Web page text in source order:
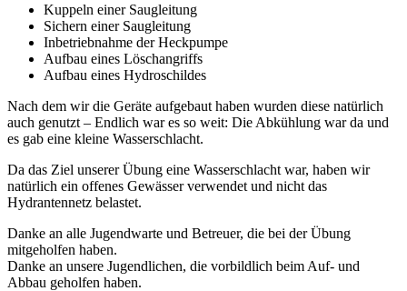
Kuppeln einer Saugleitung
Sichern einer Saugleitung
Inbetriebnahme der Heckpumpe
Aufbau eines Löschangriffs
Aufbau eines Hydroschildes
Nach dem wir die Geräte aufgebaut haben wurden diese natürlich
auch genutzt – Endlich war es so weit: Die Abkühlung war da und
es gab eine kleine Wasserschlacht.
Da das Ziel unserer Übung eine Wasserschlacht war, haben wir
natürlich ein offenes Gewässer verwendet und nicht das
Hydrantennetz belastet.
Danke an alle Jugendwarte und Betreuer, die bei der Übung
mitgeholfen haben.
Danke an unsere Jugendlichen, die vorbildlich beim Auf- und
Abbau geholfen haben.